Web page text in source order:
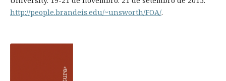
http://people.brandeis.edu/~unsworth/FOA/.